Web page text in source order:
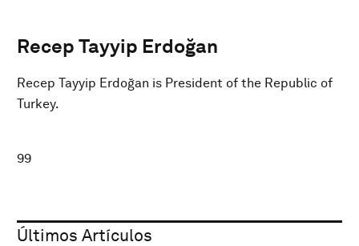
Recep Tayyip Erdoğan
Recep Tayyip Erdoğan is President of the Republic of
Turkey.
99
Últimos Artículos